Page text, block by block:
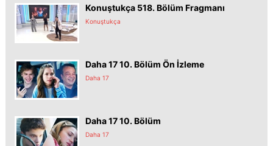
Konuştukça 518. Bölüm Fragmanı
Konuştukça
Daha 17 10. Bölüm Ön İzleme
Daha 17
Daha 17 10. Bölüm
Daha 17